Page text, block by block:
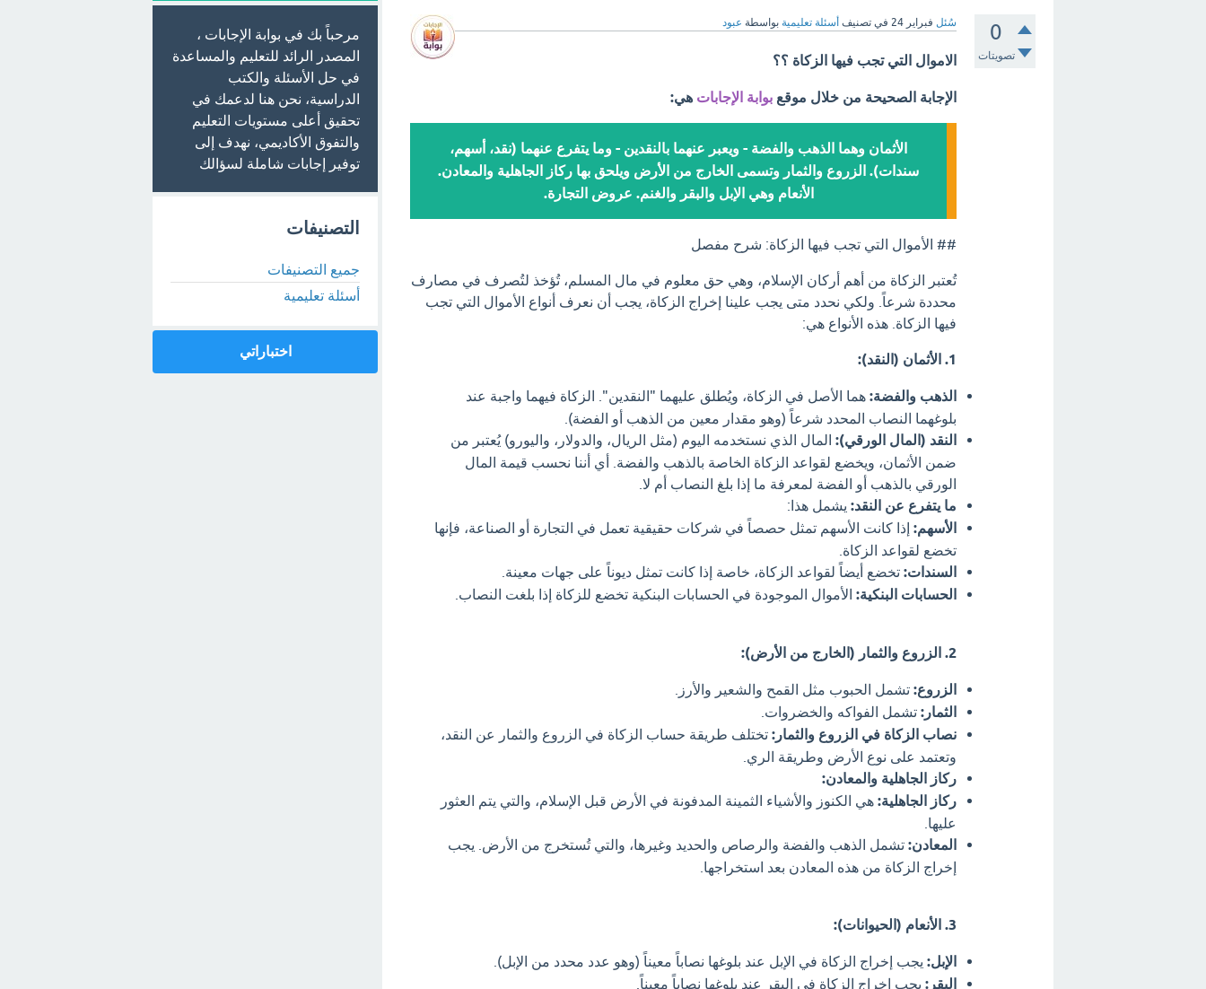
0
تصويتات
سُئل فبراير 24 في تصنيف أسئلة تعليمية بواسطة عبود
الاموال التي تجب فيها الزكاة ؟؟
الإجابة الصحيحة من خلال موقع بوابة الإجابات هي:
الأثمان وهما الذهب والفضة - ويعبر عنهما بالنقدين - وما يتفرع عنهما (نقد، أسهم،
سندات). الزروع والثمار وتسمى الخارج من الأرض ويلحق بها ركاز الجاهلية والمعادن.
الأنعام وهي الإبل والبقر والغنم. عروض التجارة.
## الأموال التي تجب فيها الزكاة: شرح مفصل
تُعتبر الزكاة من أهم أركان الإسلام، وهي حق معلوم في مال المسلم، تُؤخذ لتُصرف في مصارف
محددة شرعاً. ولكي نحدد متى يجب علينا إخراج الزكاة، يجب أن نعرف أنواع الأموال التي تجب
فيها الزكاة. هذه الأنواع هي:
1. الأثمان (النقد):
الذهب والفضة: هما الأصل في الزكاة، ويُطلق عليهما "النقدين". الزكاة فيهما واجبة عند
بلوغهما النصاب المحدد شرعاً (وهو مقدار معين من الذهب أو الفضة).
النقد (المال الورقي): المال الذي نستخدمه اليوم (مثل الريال، والدولار، واليورو) يُعتبر من
ضمن الأثمان، ويخضع لقواعد الزكاة الخاصة بالذهب والفضة. أي أننا نحسب قيمة المال
الورقي بالذهب أو الفضة لمعرفة ما إذا بلغ النصاب أم لا.
ما يتفرع عن النقد: يشمل هذا:
الأسهم: إذا كانت الأسهم تمثل حصصاً في شركات حقيقية تعمل في التجارة أو الصناعة، فإنها
تخضع لقواعد الزكاة.
السندات: تخضع أيضاً لقواعد الزكاة، خاصة إذا كانت تمثل ديوناً على جهات معينة.
الحسابات البنكية: الأموال الموجودة في الحسابات البنكية تخضع للزكاة إذا بلغت النصاب.
2. الزروع والثمار (الخارج من الأرض):
الزروع: تشمل الحبوب مثل القمح والشعير والأرز.
الثمار: تشمل الفواكه والخضروات.
نصاب الزكاة في الزروع والثمار: تختلف طريقة حساب الزكاة في الزروع والثمار عن النقد،
وتعتمد على نوع الأرض وطريقة الري.
ركاز الجاهلية والمعادن:
ركاز الجاهلية: هي الكنوز والأشياء الثمينة المدفونة في الأرض قبل الإسلام، والتي يتم العثور
عليها.
المعادن: تشمل الذهب والفضة والرصاص والحديد وغيرها، والتي تُستخرج من الأرض. يجب
إخراج الزكاة من هذه المعادن بعد استخراجها.
3. الأنعام (الحيوانات):
الإبل: يجب إخراج الزكاة في الإبل عند بلوغها نصاباً معيناً (وهو عدد محدد من الإبل).
البقر: يجب إخراج الزكاة في البقر عند بلوغها نصاباً معيناً.
مرحباً بك في بوابة الإجابات ،
المصدر الرائد للتعليم والمساعدة
في حل الأسئلة والكتب
الدراسية، نحن هنا لدعمك في
تحقيق أعلى مستويات التعليم
والتفوق الأكاديمي، نهدف إلى
توفير إجابات شاملة لسؤالك
التصنيفات
جميع التصنيفات
أسئلة تعليمية
اختباراتي